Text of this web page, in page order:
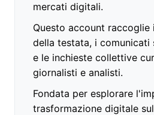
mercati digitali.
Questo account
della testata, i
e le inchieste collettive
giornalisti e analisti.
Fondata per esplorare
trasformazione digitale